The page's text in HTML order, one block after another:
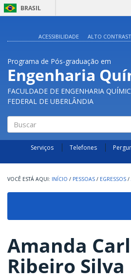
BRASIL
ACESSIBILIDADE
ALTO
Programa de Pós-graduação em
Engenharia
FACULDADE DE ENGENHARIA
FEDERAL DE UBERLÂNDIA
Buscar
Serviços Telefones
INÍCIO / PESSOAS / EGRESSOS /
Amanda
Ribeiro Silva